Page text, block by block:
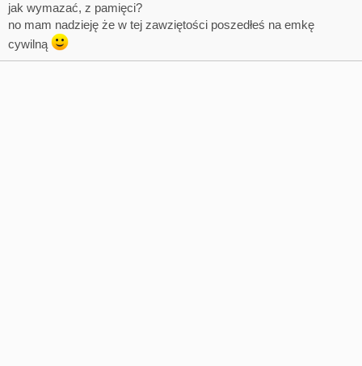
jak wymazać, z pamięci?
no mam nadzieję że w tej zawziętości poszedłeś na emkę
cywilną